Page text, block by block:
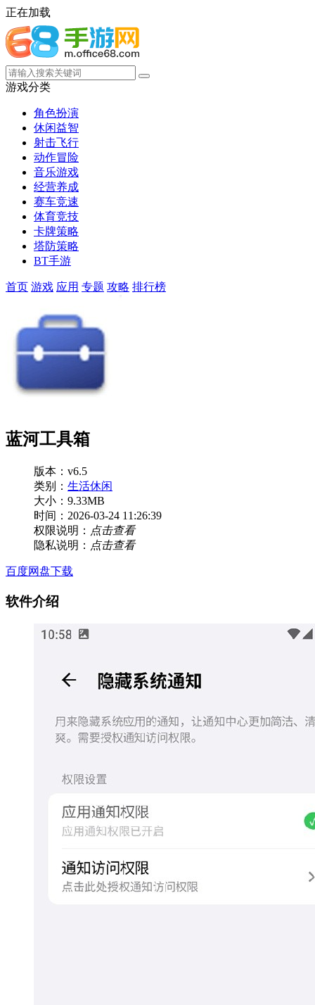
正在加载
游戏分类
角色扮演
休闲益智
射击飞行
动作冒险
音乐游戏
经营养成
赛车竞速
体育竞技
卡牌策略
塔防策略
BT手游
首页 游戏 应用 专题 攻略 排行榜
蓝河工具箱
版本：v6.5
类别： 生活休闲
大小：9.33MB
时间：2026-03-24 11:26:39
权限说明： 点击查看
隐私说明： 点击查看
百度网盘下载
软件介绍